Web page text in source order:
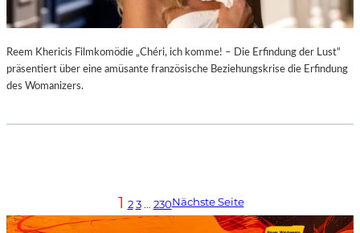
Reem Khericis Filmkomödie „Chéri, ich komme! – Die Erfindung der Lust“
präsentiert über eine amüsante französische Beziehungskrise die Erfindung
des Womanizers.
1 2 3 … 230Nächste Seite